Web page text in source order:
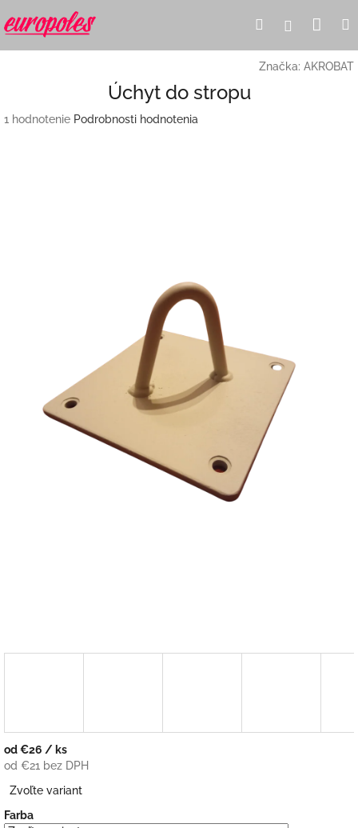
na
obsah
Hľadať
Značka: AKROBAT
Úchyt do stropu
Priemerné
1 hodnotenie Podrobnosti hodnotenia
od€26 / ks
od €21 bez DPH
cena:
Zvoľte variant
Farba